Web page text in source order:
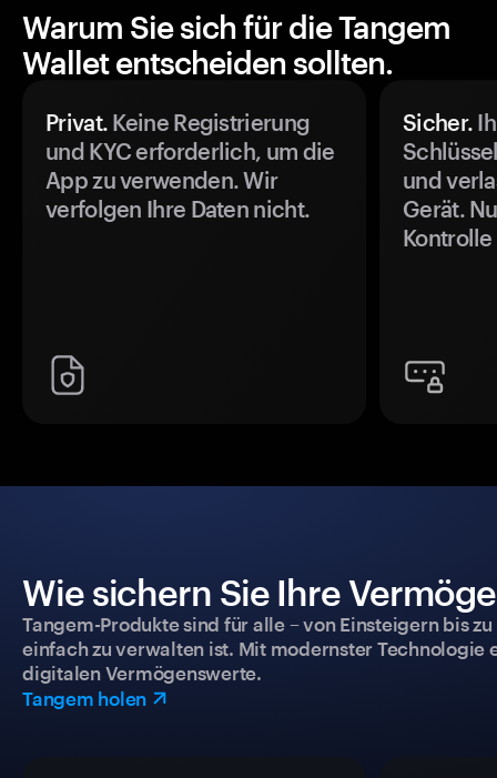
Warum Sie sich für die Tangem
Wallet entscheiden sollten.
Privat. Keine Registrierung
und KYC erforderlich, um die
App zu verwenden. Wir
verfolgen Ihre Daten nicht.
Sicher.
und
Gerät.
Wie sichern Sie Ihre
Tangem-Produkte sind für alle – von Einsteigern bis
einfach zu verwalten ist. Mit modernster
digitalen Vermögenswerte.
Tangem holen